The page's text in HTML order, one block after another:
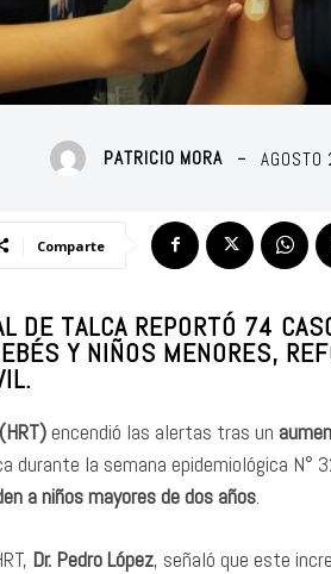
PATRICIO MORA
Comparte
DE TALCA REPORTÓ 74
Y NIÑOS MENORES,
encendió las alertas tras un
durante la semana epidemiológica N°
a niños mayores de dos años.
Dr. Pedro López, señaló que este